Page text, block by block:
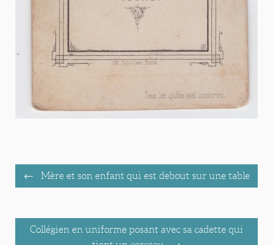
Mère et son enfant qui est debout sur une table
Collégien en uniforme posant avec sa cadette qui